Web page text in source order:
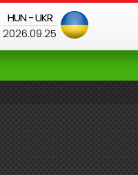
HUN - UKR
2026.09.25